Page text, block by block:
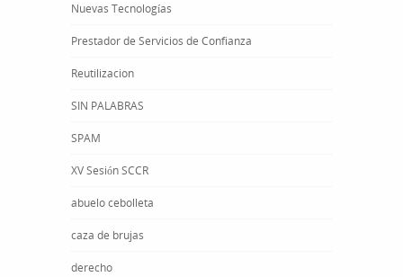
Nuevas Tecnologías
Prestador de Servicios de Confianza
Reutilizacion
SIN PALABRAS
SPAM
XV Sesión SCCR
abuelo cebolleta
caza de brujas
derecho